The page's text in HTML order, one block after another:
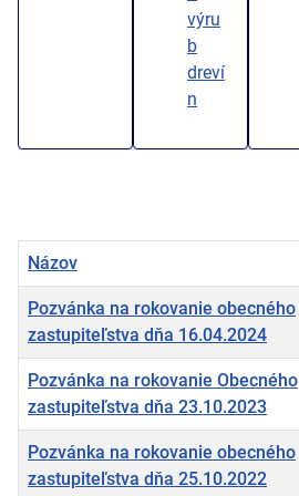
výru
b
dreví
n
Názov
Pozvánka na rokovanie obecného
zastupiteľstva dňa 16.04.2024
Pozvánka na rokovanie Obecného
zastupiteľstva dňa 23.10.2023
Pozvánka na rokovanie obecného
zastupiteľstva dňa 25.10.2022